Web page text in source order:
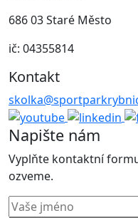
686 03 Staré Město
ič: 04355814
Kontakt
Napište nám
Vyplňte kontaktní
ozveme.